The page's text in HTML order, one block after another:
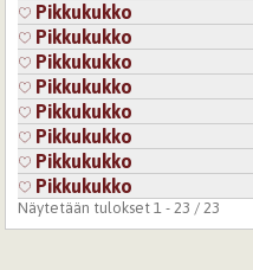
Pikkukukko
Pikkukukko
Pikkukukko
Pikkukukko
Pikkukukko
Pikkukukko
Pikkukukko
Pikkukukko
Näytetään tulokset 1 - 23 / 23